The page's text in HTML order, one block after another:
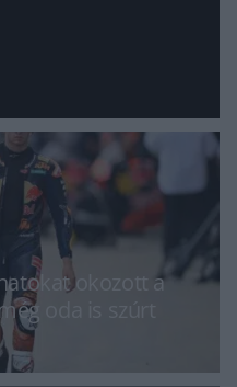
okozott a
oda is szúrt